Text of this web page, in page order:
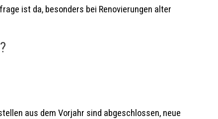
ist da, besonders bei Renovierungen alter
aus dem Vorjahr sind abgeschlossen, neue